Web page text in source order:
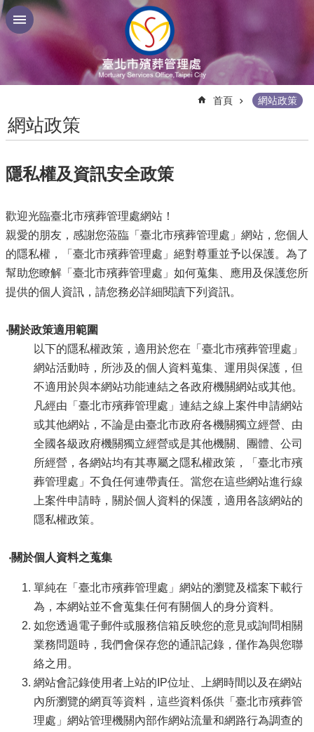
跳到主要內容區塊
首頁 網站政策
網站政策
隱私權及資訊安全政策
歡迎光臨臺北市殯葬管理處網站！
親愛的朋友，感謝您蒞臨「臺北市殯葬管理處」網站，您個人
的隱私權，「臺北市殯葬管理處」絕對尊重並予以保護。為了
幫助您瞭解「臺北市殯葬管理處」如何蒐集、應用及保護您所
提供的個人資訊，請您務必詳細閱讀下列資訊。
‧關於政策適用範圍
以下的隱私權政策，適用於您在「臺北市殯葬管理處」
網站活動時，所涉及的個人資料蒐集、運用與保護，但
不適用於與本網站功能連結之各政府機關網站或其他。
凡經由「臺北市殯葬管理處」連結之線上案件申請網站
或其他網站，不論是由臺北市政府各機關獨立經營、由
全國各級政府機關獨立經營或是其他機關、團體、公司
所經營，各網站均有其專屬之隱私權政策，「臺北市殯
葬管理處」不負任何連帶責任。當您在這些網站進行線
上案件申請時，關於個人資料的保護，適用各該網站的
隱私權政策。
‧關於個人資料之蒐集
單純在「臺北市殯葬管理處」網站的瀏覽及檔案下載行
為，本網站並不會蒐集任何有關個人的身分資料。
如您透過電子郵件或服務信箱反映您的意見或詢問相關
業務問題時，我們會保存您的通訊記錄，僅作為與您聯
絡之用。
網站會記錄使用者上站的IP位址、上網時間以及在網站
內所瀏覽的網頁等資料，這些資料係供「臺北市殯葬管
理處」網站管理機關內部作網站流量和網路行為調查的